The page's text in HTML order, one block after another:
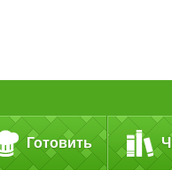
Готовить